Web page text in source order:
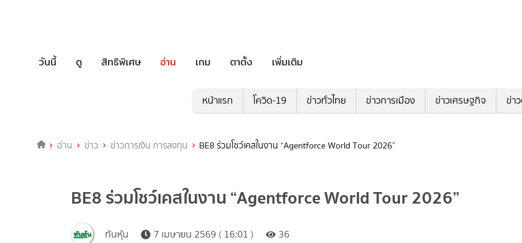
วันนี้ ดู สิทธิพิเศษ อ่าน เกม ตาตั้ง เพิ่มเติม
หน้าแรก โควิด-19 ข่าวทั่วไทย ข่าวการเมือง ข่าวเศรษฐกิจ ข่า
อ่าน ข่าว ข่าวการเงิน การลงทุน BE8 ร่วมโชว์เคสในงาน “Agentforce World Tour 2026”
BE8 ร่วมโชว์เคสในงาน “Agentforce World Tour 2026”
ทันหุ้น 7 เมษายน 2569 ( 16:01 ) 36